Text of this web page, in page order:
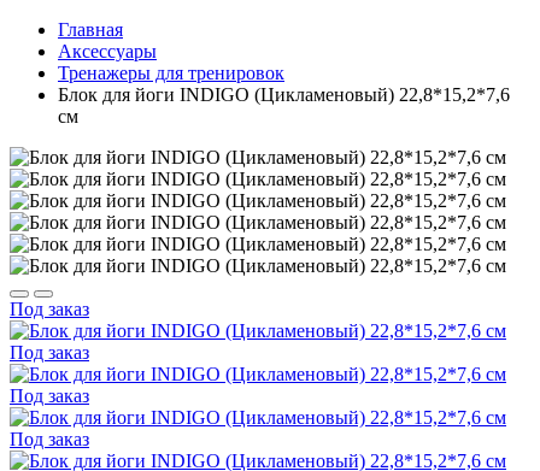
Главная
Аксессуары
Тренажеры для тренировок
Блок для йоги INDIGO (Цикламеновый) 22,8*15,2*7,6
см
Под заказ
Под заказ
Под заказ
Под заказ